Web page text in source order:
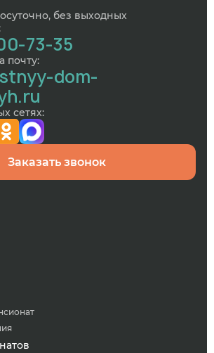
без выходных
73-35
почту:
dom-
сетях:
Заказать звонок